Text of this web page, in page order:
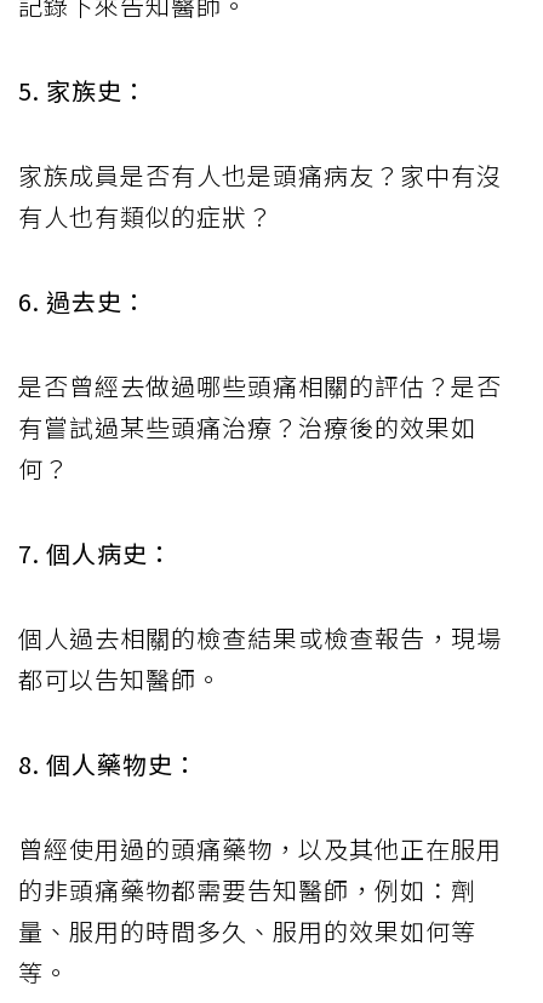
5. 家族史：
家族成員是否有人也是頭痛病友？家中有沒
有人也有類似的症狀？
6. 過去史：
是否曾經去做過哪些頭痛相關的評估？是否
有嘗試過某些頭痛治療？治療後的效果如
何？
7. 個人病史：
個人過去相關的檢查結果或檢查報告，現場
都可以告知醫師。
8. 個人藥物史：
曾經使用過的頭痛藥物，以及其他正在服用
的非頭痛藥物都需要告知醫師，例如：劑
量、服用的時間多久、服用的效果如何等
等。